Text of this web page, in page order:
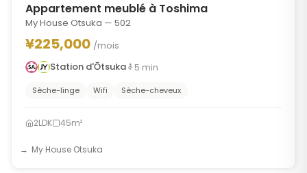
Appartement meublé à Toshima
My House Otsuka — 502
¥225,000 /mois
Station d'Ōtsuka
5 min
Sèche-linge Wifi Sèche-cheveux
2LDK 45m²
My House Otsuka